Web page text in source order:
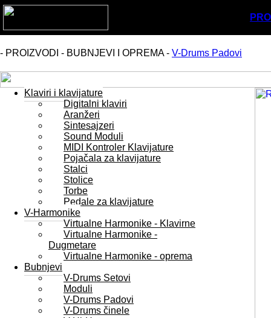
- PROIZVODI - BUBNJEVI I OPREMA - V-Drums Padovi
Klaviri i klavijature
Digitalni klaviri
Aranžeri
Sintesajzeri
Sound Moduli
MIDI Kontroler Klavijature
Pojačala za klavijature
Stalci
Stolice
Torbe
Pedale za klavijature
V-Harmonike
Virtualne Harmonike - Klavirne
Virtualne Harmonike -
Dugmetare
Virtualne Harmonike - oprema
Bubnjevi
V-Drums Setovi
Moduli
V-Drums Padovi
V-Drums činele